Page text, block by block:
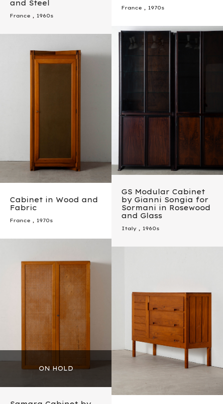
and Steel
France , 1960s
France , 1970s
GS Modular Cabinet
by Gianni Songia for
Sormani in Rosewood
and Glass
Italy , 1960s
Cabinet in Wood and
Fabric
France , 1970s